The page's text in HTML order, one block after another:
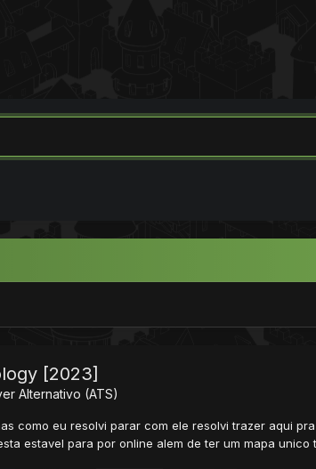
[2023]
Alternativo (ATS)
como eu resolvi parar com ele resolvi trazer aqui
estavel para por online alem de ter um mapa unico